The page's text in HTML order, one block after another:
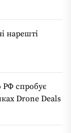
нарешті
спробує
Drone Deals